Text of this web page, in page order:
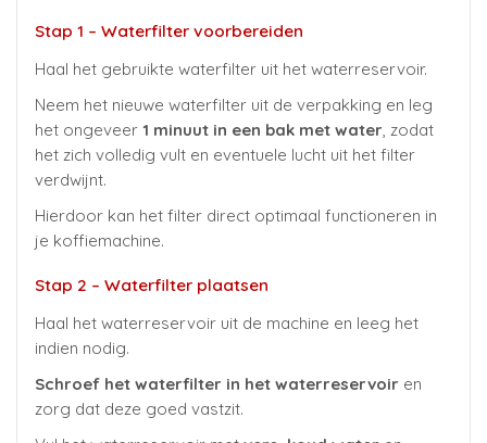
Stap 1 – Waterfilter voorbereiden
Haal het gebruikte waterfilter uit het waterreservoir.
Neem het nieuwe waterfilter uit de verpakking en leg
het ongeveer 1 minuut in een bak met water, zodat
het zich volledig vult en eventuele lucht uit het filter
verdwijnt.
Hierdoor kan het filter direct optimaal functioneren in
je koffiemachine.
Stap 2 – Waterfilter plaatsen
Haal het waterreservoir uit de machine en leeg het
indien nodig.
Schroef het waterfilter in het waterreservoir en
zorg dat deze goed vastzit.